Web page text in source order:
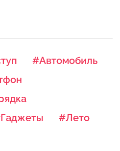
#Автомобиль
#Лето